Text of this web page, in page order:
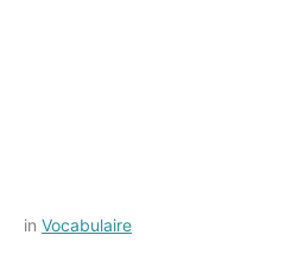
Posted
by
in Vocabulaire